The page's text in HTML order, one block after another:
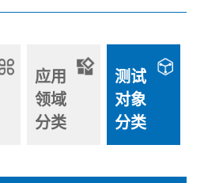
应用
领域
分类
测试
对象
分类